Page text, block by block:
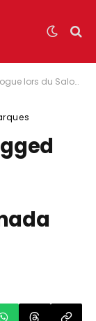
de l’automobile du Canada 2024